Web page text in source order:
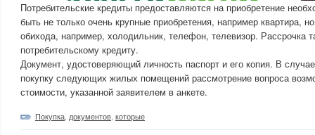
Потребительские кредиты предоставляются на приобретение
быть не только очень крупные приобретения, например квартира,
обихода, например, холодильник, телефон, телевизор. Рассрочка
потребительскому кредиту.
Документ, удостоверяющий личность паспорт и его копия. В
покупку следующих жилых помещений рассмотрение вопроса
стоимости, указанной заявителем в анкете.
Покупка документов которые